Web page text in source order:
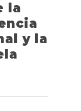
la
y la